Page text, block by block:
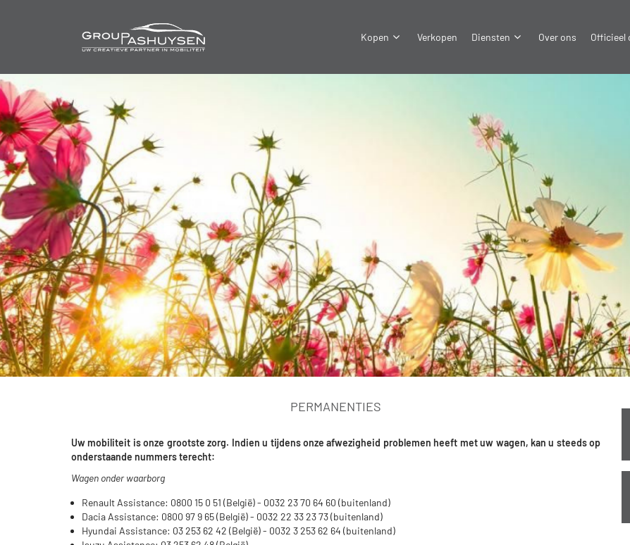
Kopen Verkopen Diensten Over ons Officieel
PERMANENTIES
Uw mobiliteit is onze grootste zorg. Indien u tijdens onze afwezigheid problemen heeft met uw wagen, kan u steeds op
onderstaande nummers terecht:
Wagen onder waarborg
Renault Assistance: 0800 15 0 51 (België) - 0032 23 70 64 60 (buitenland)
Dacia Assistance: 0800 97 9 65 (België) - 0032 22 33 23 73 (buitenland)
Hyundai Assistance: 03 253 62 42 (België) - 0032 3 253 62 64 (buitenland)